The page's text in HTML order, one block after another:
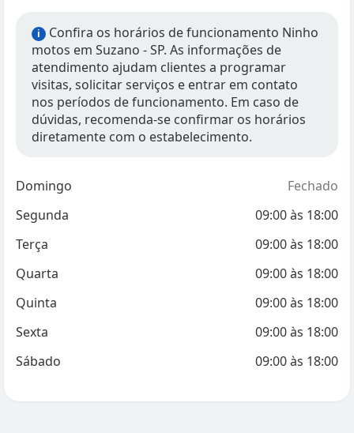
i
Confira os horários de funcionamento Ninho
motos em Suzano - SP. As informações de
atendimento ajudam clientes a programar
visitas, solicitar serviços e entrar em contato
nos períodos de funcionamento. Em caso de
dúvidas, recomenda-se confirmar os horários
diretamente com o estabelecimento.
Domingo
Fechado
Segunda
09:00às 18:00
Terça
09:00às 18:00
Quarta
09:00às 18:00
Quinta
09:00às 18:00
Sexta
09:00às 18:00
Sábado
09:00às 18:00